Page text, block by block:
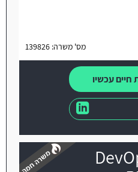
מס' משרה: 139826
חיים עכשיו